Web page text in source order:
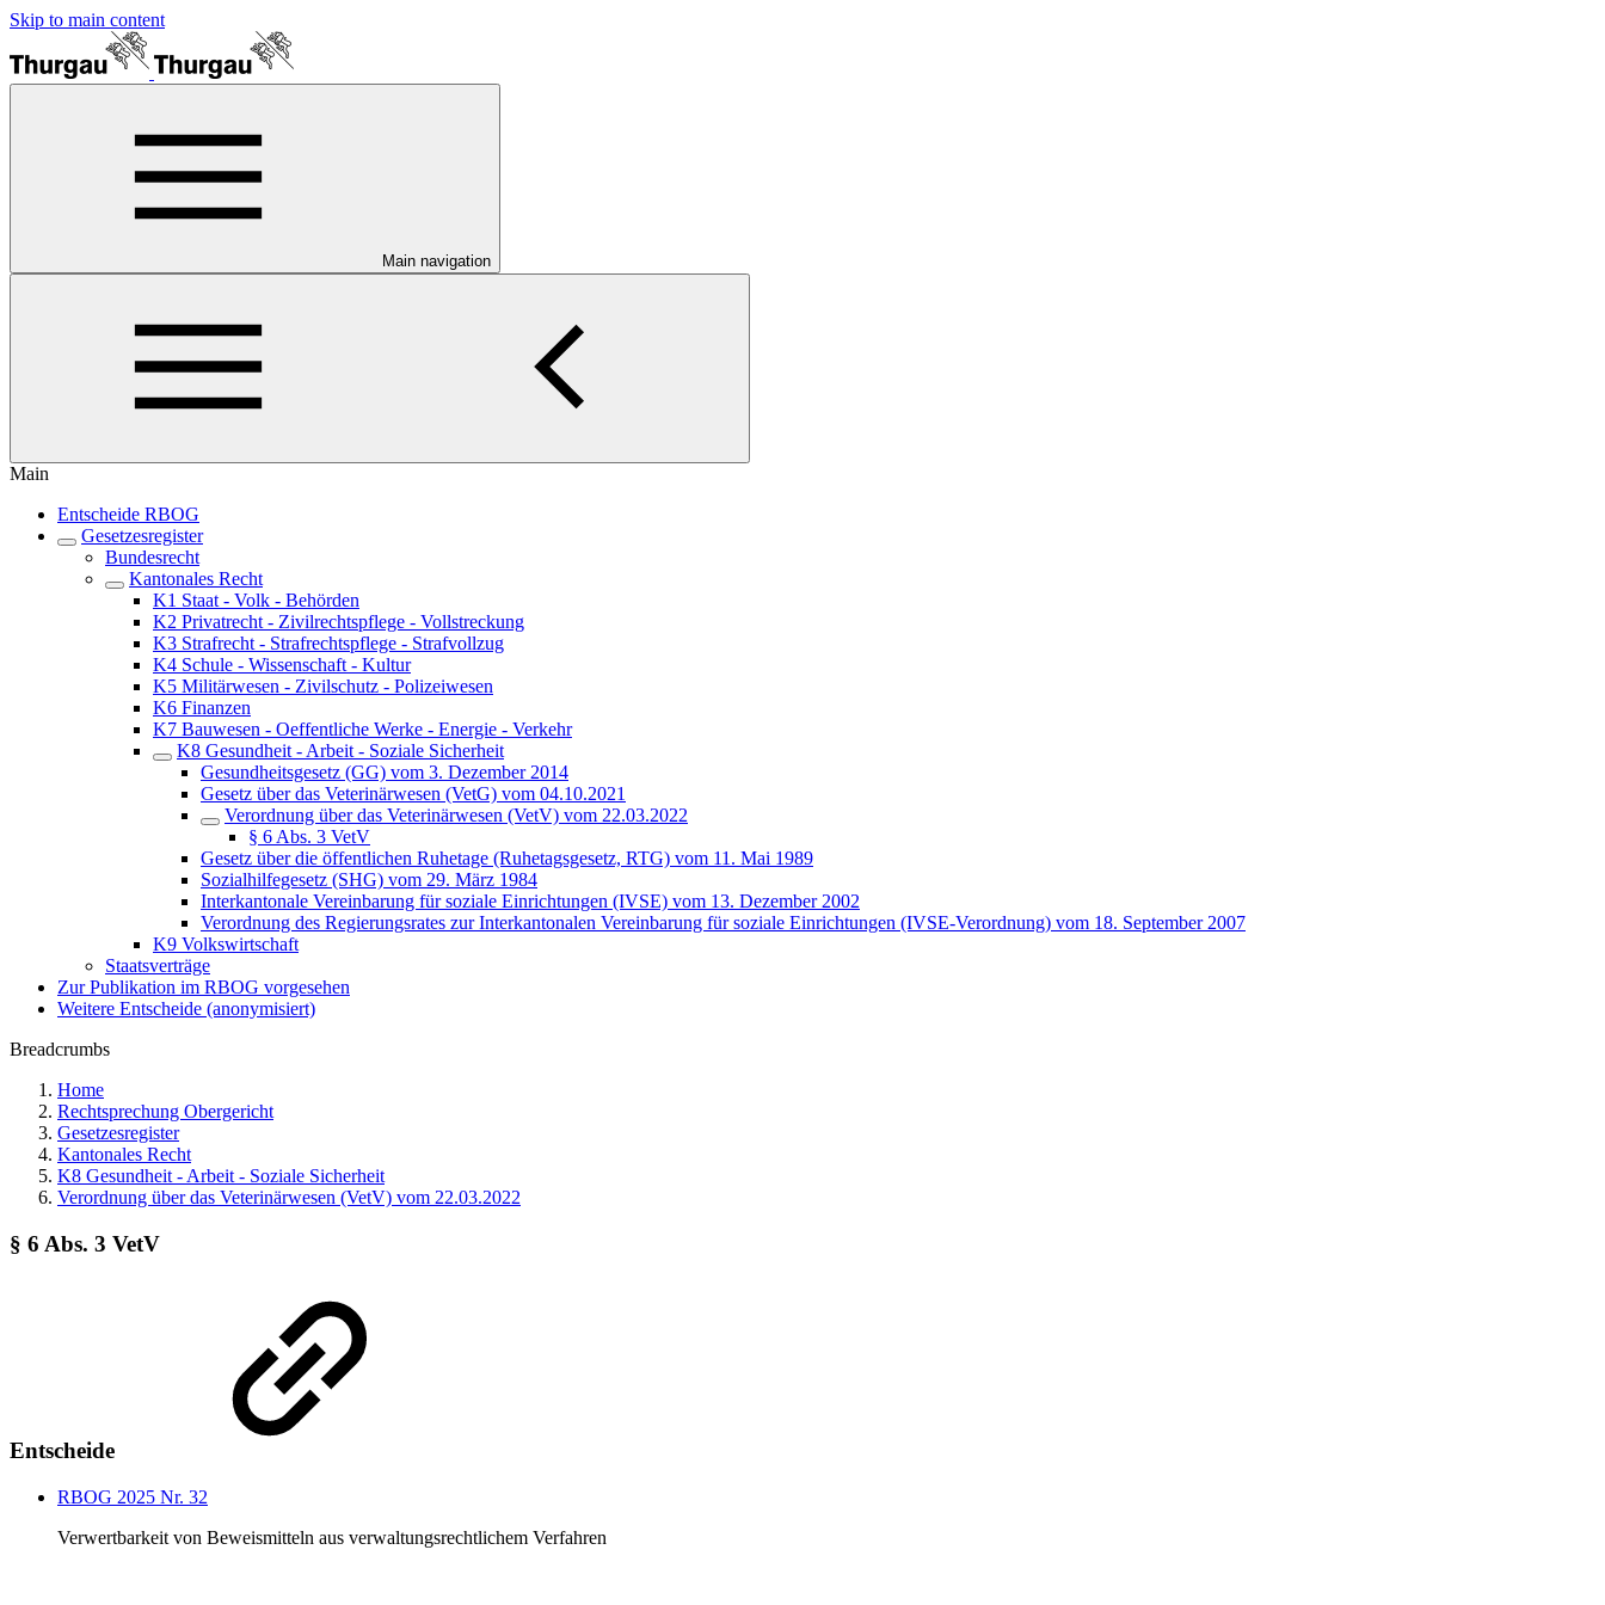
Skip to main content
Main navigation
Main
Entscheide RBOG
Gesetzesregister
Bundesrecht
Kantonales Recht
K1 Staat - Volk - Behörden
K2 Privatrecht - Zivilrechtspflege - Vollstreckung
K3 Strafrecht - Strafrechtspflege - Strafvollzug
K4 Schule - Wissenschaft - Kultur
K5 Militärwesen - Zivilschutz - Polizeiwesen
K6 Finanzen
K7 Bauwesen - Oeffentliche Werke - Energie - Verkehr
K8 Gesundheit - Arbeit - Soziale Sicherheit
Gesundheitsgesetz (GG) vom 3. Dezember 2014
Gesetz über das Veterinärwesen (VetG) vom 04.10.2021
Verordnung über das Veterinärwesen (VetV) vom 22.03.2022
§ 6 Abs. 3 VetV
Gesetz über die öffentlichen Ruhetage (Ruhetagsgesetz, RTG) vom 11. Mai 1989
Sozialhilfegesetz (SHG) vom 29. März 1984
Interkantonale Vereinbarung für soziale Einrichtungen (IVSE) vom 13. Dezember 2002
Verordnung des Regierungsrates zur Interkantonalen Vereinbarung für soziale Einrichtungen (IVSE-Verordnung) vom 18. September 2007
K9 Volkswirtschaft
Staatsverträge
Zur Publikation im RBOG vorgesehen
Weitere Entscheide (anonymisiert)
Breadcrumbs
Home
Rechtsprechung Obergericht
Gesetzesregister
Kantonales Recht
K8 Gesundheit - Arbeit - Soziale Sicherheit
Verordnung über das Veterinärwesen (VetV) vom 22.03.2022
§ 6 Abs. 3 VetV
Entscheide
RBOG 2025 Nr. 32
Verwertbarkeit von Beweismitteln aus verwaltungsrechtlichem Verfahren